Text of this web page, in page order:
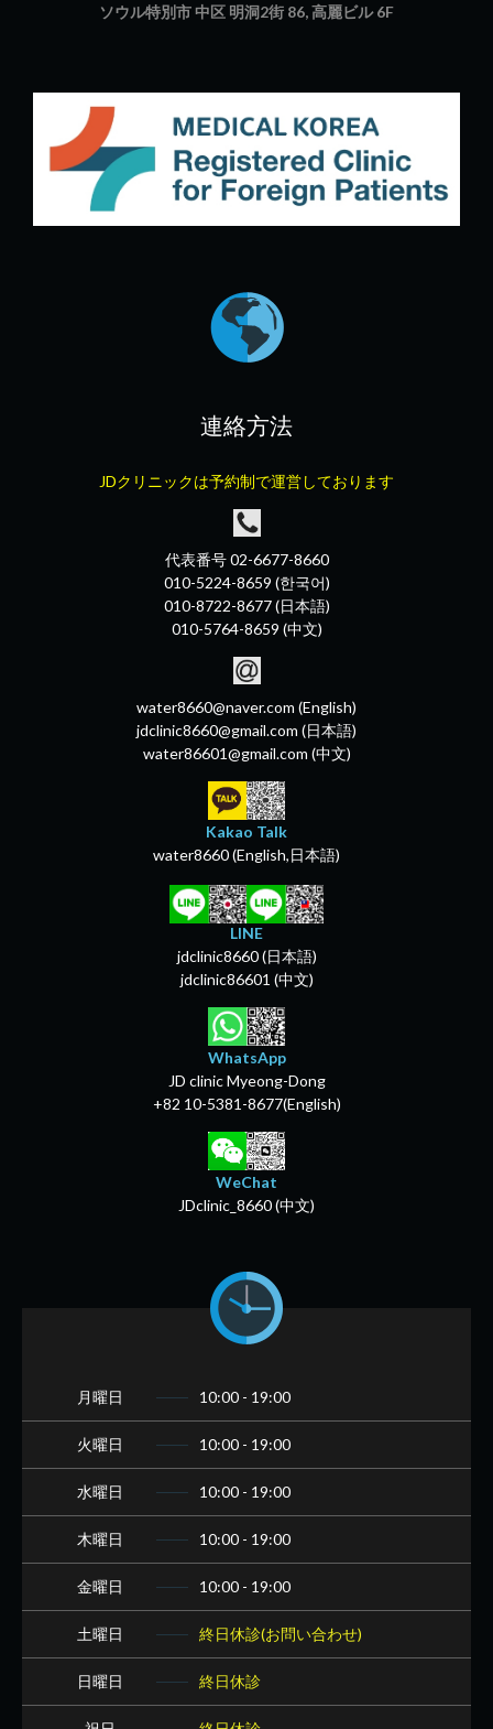
ソウル特別市 中区 明洞2街 86, 高麗ビル 6F
連絡方法
JDクリニックは予約制で運営しております
代表番号 02-6677-8660
010-5224-8659 (한국어)
010-8722-8677 (日本語)
010-5764-8659 (中文)
water8660@naver.com (English)
jdclinic8660@gmail.com (日本語)
water86601@gmail.com (中文)
Kakao Talk
water8660 (English,日本語)
LINE
jdclinic8660 (日本語)
jdclinic86601 (中文)
WhatsApp
JD clinic Myeong-Dong
+82 10-5381-8677(English)
WeChat
JDclinic_8660 (中文)
月曜日 10:00 - 19:00
火曜日 10:00 - 19:00
水曜日 10:00 - 19:00
木曜日 10:00 - 19:00
金曜日 10:00 - 19:00
土曜日 終日休診(お問い合わせ)
日曜日 終日休診